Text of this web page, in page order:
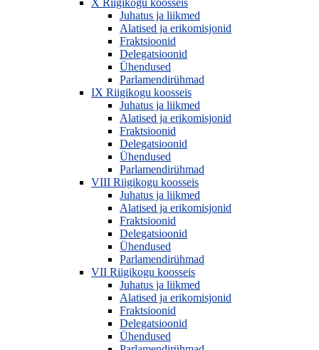
Juhatus ja liikmed
Alatised ja erikomisjonid
Fraktsioonid
Delegatsioonid
Ühendused
Parlamendirühmad
IX Riigikogu koosseis
Juhatus ja liikmed
Alatised ja erikomisjonid
Fraktsioonid
Delegatsioonid
Ühendused
Parlamendirühmad
VIII Riigikogu koosseis
Juhatus ja liikmed
Alatised ja erikomisjonid
Fraktsioonid
Delegatsioonid
Ühendused
Parlamendirühmad
VII Riigikogu koosseis
Juhatus ja liikmed
Alatised ja erikomisjonid
Fraktsioonid
Delegatsioonid
Ühendused